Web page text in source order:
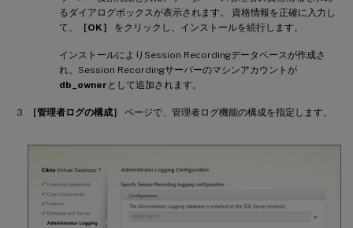
るダイアログボックスが表示されます。 資格情報を正確に入力し
て、
［OK］ をクリックし、インストールを続行します。
インストールによりSession Recordingデータベースが作成さ
れ、Session Recordingサーバーのマシンアカウントが
db_owner として追加されます。
［管理者ログの構成］ ページで、管理者ログ機能の構成を指定します。